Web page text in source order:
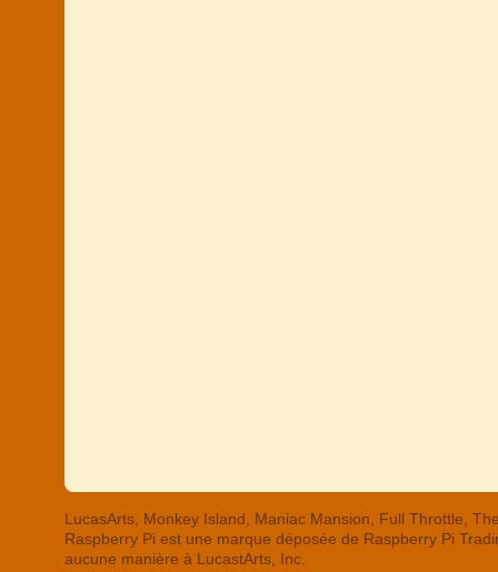
LucasArts, Monkey Island, Maniac Mansion, Full Throttle,
Raspberry Pi est une marque déposée de Raspberry Pi
aucune manière à LucastArts, Inc.